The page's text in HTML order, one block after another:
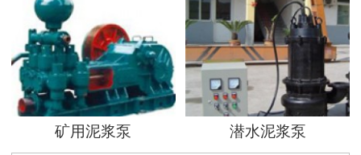
矿用泥浆泵 潜水泥浆泵